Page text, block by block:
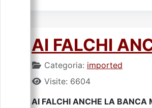
AI FALCHI
Categoria: imported
Visite: 6604
AI FALCHI ANCHE LA BANCA